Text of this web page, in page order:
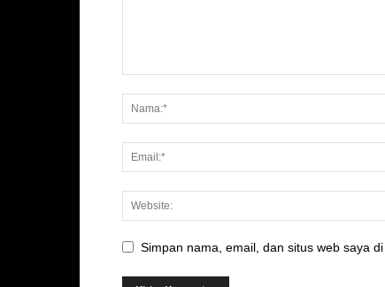
Simpan nama, email, dan situs web saya